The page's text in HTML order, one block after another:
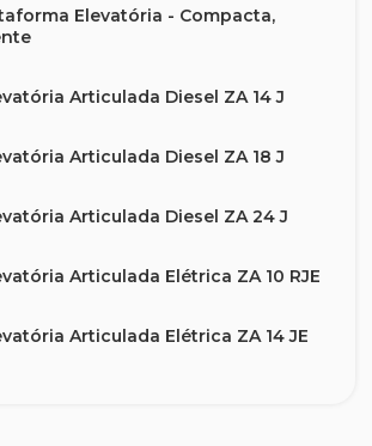
Elevatória - Compacta,
Articulada Diesel ZA 14 J
Articulada Diesel ZA 18 J
Articulada Diesel ZA 24 J
Articulada Elétrica ZA 10 RJE
Articulada Elétrica ZA 14 JE